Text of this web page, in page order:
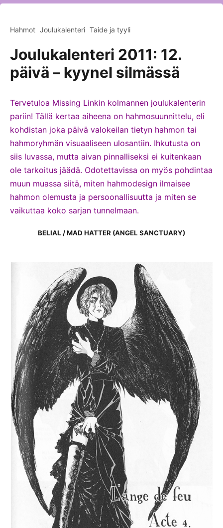
Hahmot Joulukalenteri Taide ja tyyli
Joulukalenteri 2011: 12.
päivä – kyynel silmässä
Tervetuloa Missing Linkin kolmannen joulukalenterin
pariin! Tällä kertaa aiheena on hahmosuunnittelu, eli
kohdistan joka päivä valokeilan tietyn hahmon tai
hahmoryhmän visuaaliseen ulosantiin. Ihkutusta on
siis luvassa, mutta aivan pinnalliseksi ei kuitenkaan
ole tarkoitus jäädä. Odotettavissa on myös pohdintaa
muun muassa siitä, miten hahmodesign ilmaisee
hahmon olemusta ja persoonallisuutta ja miten se
vaikuttaa koko sarjan tunnelmaan.
BELIAL / MAD HATTER (ANGEL SANCTUARY)